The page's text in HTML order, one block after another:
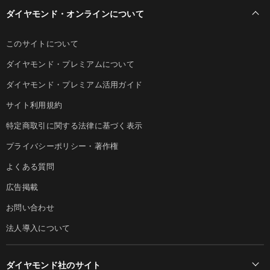
ダイヤモンド・オンラインについて
このサイトについて
ダイヤモンド・プレミアムについて
ダイヤモンド・プレミアム活用ガイド
サイト利用規約
特定商取引に関する法律に基づく表示
プライバシーポリシー・著作権
よくある質問
広告掲載
お問い合わせ
法人導入について
ダイヤモンド社のサイト